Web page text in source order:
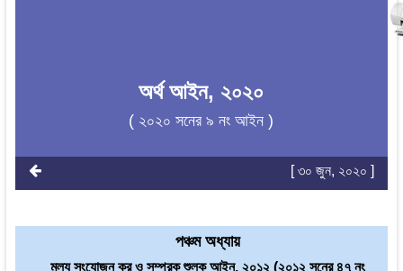
অর্থ আইন, ২০২০
( ২০২০ সনের ৯ নং আইন )
[ ৩০ জুন, ২০২০ ]
পঞ্চম অধ্যায়
মূল্য সংযোজন কর ও সম্পূরক শুল্ক আইন, ২০১২ (২০১২ সনের ৪৭ নং